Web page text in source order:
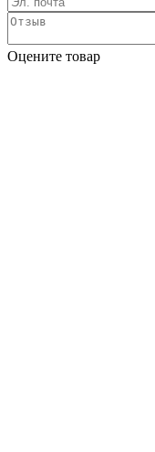
Оцените товар